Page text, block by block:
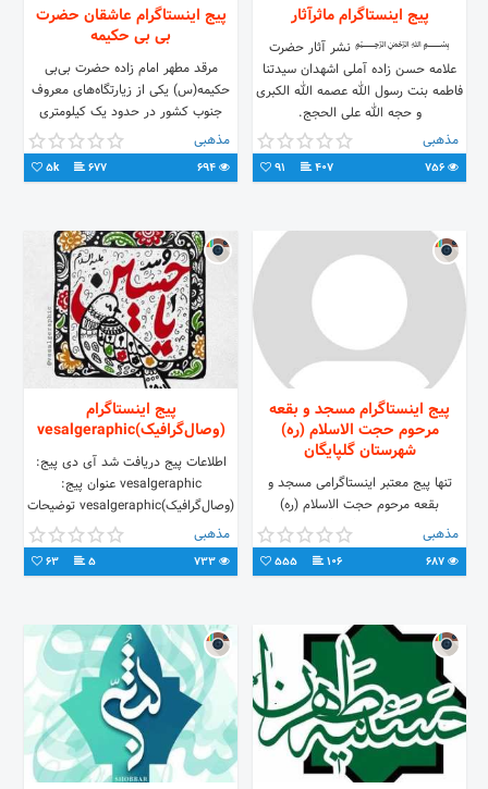
پیج اینستاگرام ماثرآثار
﷽ نشر آثار حضرت
علامه حسن زاده آملی اشهدان سیدتنا
فاطمه بنت رسول الله عصمه الله الکبری
و حجه الله علی الحجج.
مذهبی
407
91
پیج اینستاگرام عاشقان حضرت
بی بی حکیمه
مرقد مطهر امام زاده حضرت بی‌بی
حکیمه(س) یکی از زیارتگاه‌های معروف
جنوب کشور در حدود یک کیلومتری
سمت شرقی روستای بی‌بی حکیمه(س)
واقع شده است.
مذهبی
677
5k
پیج اینستاگرام مسجد و بقعه
مرحوم حجت الاسلام (ره)
شهرستان گلپایگان
تنها پیج معتبر اینستاگرامی مسجد و
بقعه مرحوم حجت الاسلام (ره)
شهرستان گلپایگان
مذهبی
106
555
پیج اینستاگرام
(وصال‌گرافیک)vesalgeraphic
اطلاعات پیج دریافت شد آی دی پیج:
vesalgeraphic عنوان پیج:
(وصال‌گرافیک)vesalgeraphic توضیحات
پیج: تمام زندگی‌ام خیمه‌گاه هیئت بود
بگو ملائکه از مادرم سؤال کنند ‌ ‌ کانال
تلگرام : @vesalgeraphic
مذهبی
5
63